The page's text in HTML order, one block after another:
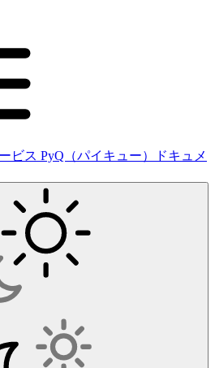
ビス PyQ（パイキュー）ドキュメ